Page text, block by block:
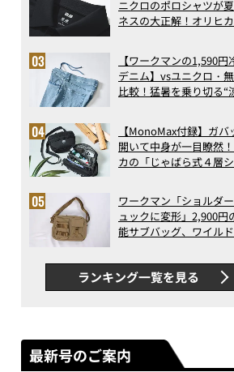
ニクロのポロシャツが
ネスの大正解！オリヒ
アの実力
【ワークマンの1,590円
デニム】vsユニクロ・
比較！猛暑を乗り切る“
で決定版
【MonoMax付録】ガバ
開いて中身が一目瞭然
カの「じゃばら式４層
った！
ワークマン「ショルダ
ュックに変形」2,900円
能サブバッグ、ワイル
録…ほか【休日バッグの
記事ランキングベスト3】
（2026年6月版）
ランキング一覧を見る
最新号のご案内